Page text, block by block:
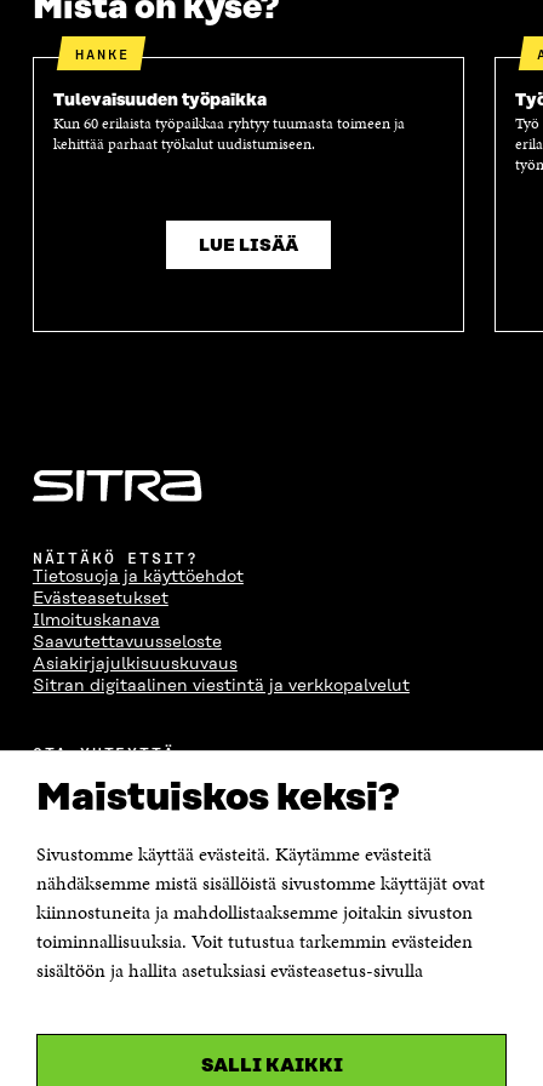
Maistuiskos keksi?
Sivustomme käyttää evästeitä. Käytämme evästeitä
nähdäksemme mistä sisällöistä sivustomme käyttäjät ovat
kiinnostuneita ja mahdollistaaksemme joitakin sivuston
toiminnallisuuksia. Voit tutustua tarkemmin evästeiden
sisältöön ja hallita asetuksiasi evästeasetus-sivulla
SALLI KAIKKI
Mistä on kyse?
HANKE
Tulevaisuuden työpaikka
Kun 60 erilaista työpaikkaa ryhtyy tuumasta toimeen ja
kehittää parhaat työkalut uudistumiseen.
LUE LISÄÄ
NÄITÄKÖ ETSIT?
Tietosuoja ja käyttöehdot
Evästeasetukset
Ilmoituskanava
Saavutettavuusseloste
Asiakirjajulkisuuskuvaus
Sitran digitaalinen viestintä ja verkkopalvelut
OTA YHTEYTTÄ
Itämerenkatu 11-13, PL 160,
00181 Helsinki
Puhelin +358 294 618 991
Sähköpostiosoite
Saapumisohjeet
Y-tunnus 0202132-3